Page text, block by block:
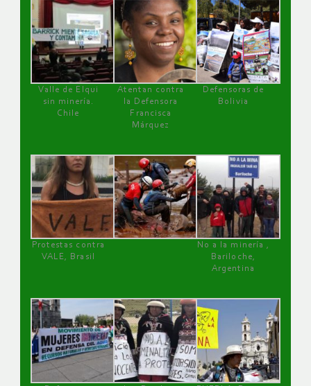
Valle de Elqui
sin minería.
Chile
Atentan contra
la Defensora
Francisca
Márquez
Defensoras de
Bolivia
Protestas contra
VALE, Brasil
No a la minería ,
Bariloche,
Argentina